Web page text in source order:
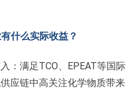
什么实际收益？
：满足TCO、EPEAT等国际
应链中高关注化学物质带来